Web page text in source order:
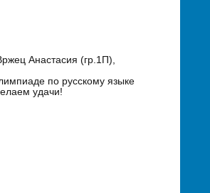
Анастасия (гр.1П),
по русскому языке
удачи!